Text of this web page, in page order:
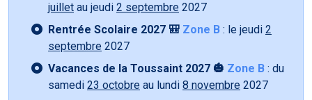
juillet au jeudi 2 septembre 2027
Rentrée Scolaire 2027 🎒 Zone B : le jeudi 2
septembre 2027
Vacances de la Toussaint 2027 🎃 Zone B : du
samedi 23 octobre au lundi 8 novembre 2027